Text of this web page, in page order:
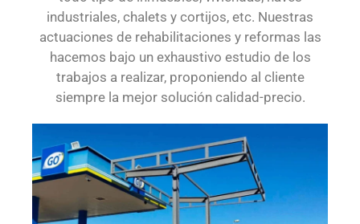
industriales, chalets y cortijos, etc. Nuestras
actuaciones de rehabilitaciones y reformas las
hacemos bajo un exhaustivo estudio de los
trabajos a realizar, proponiendo al cliente
siempre la mejor solución calidad-precio.